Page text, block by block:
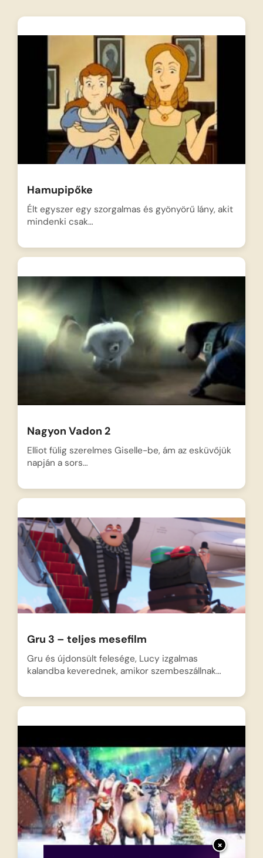
×
Hamupipőke
Élt egyszer egy szorgalmas és gyönyörű lány, akit
mindenki csak…
Nagyon Vadon 2
Elliot fülig szerelmes Giselle-be, ám az esküvőjük
napján a sors…
Gru 3 – teljes mesefilm
Gru és újdonsült felesége, Lucy izgalmas
kalandba keverednek, amikor szembeszállnak…